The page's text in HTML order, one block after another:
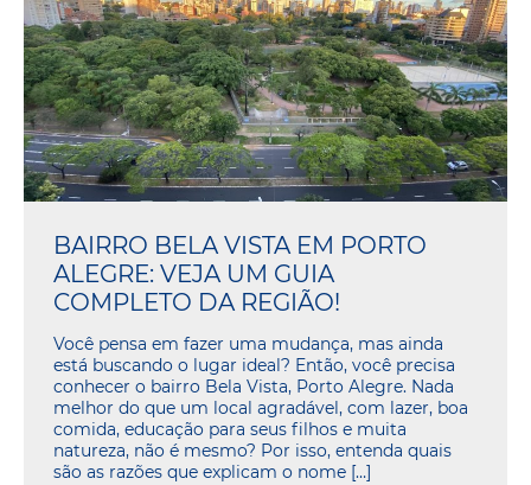
BAIRRO BELA VISTA EM PORTO
ALEGRE: VEJA UM GUIA
COMPLETO DA REGIÃO!
Você pensa em fazer uma mudança, mas ainda
está buscando o lugar ideal? Então, você precisa
conhecer o bairro Bela Vista, Porto Alegre. Nada
melhor do que um local agradável, com lazer, boa
comida, educação para seus filhos e muita
natureza, não é mesmo? Por isso, entenda quais
são as razões que explicam o nome […]